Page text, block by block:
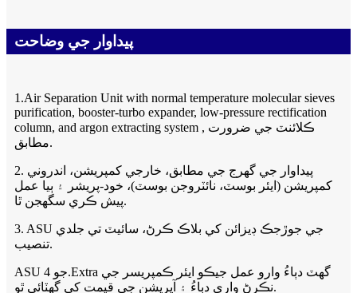
پيداوار جي وضاحت
1.Air Separation Unit with normal temperature molecular sieves
purification, booster-turbo expander, low-pressure rectification
column, and argon extracting system , ڪلائنٽ جي ضرورت
مطابق.
2. پيداوار جي گهرج جي مطابق، خارجي کمپريشن، اندروني
کمپريشن (ايئر بوسٽ، نائٽروجن بوسٽ)، خود-پريشر ۽ ٻيا عمل
پيش ڪري سگھجن ٿا.
3. ASU جي جوڙجڪ ڊيزائن کي بلاڪ ڪرڻ، سائيٽ تي جلدي
تنصيب.
ASU جو 4.Extra گھٽ دٻاءُ وارو عمل جيڪو ايئر ڪمپريسر جي
نڪرڻ واري دٻاءُ ۽ آپريشن جي قيمت کي گھٽائي ٿو.